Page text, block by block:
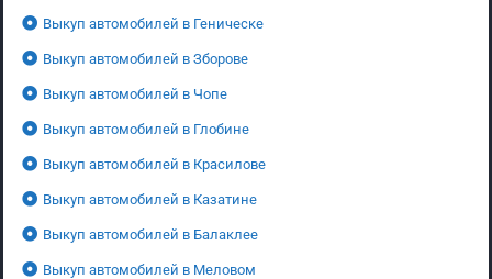
Выкуп автомобилей в Геническе
Выкуп автомобилей в Зборове
Выкуп автомобилей в Чопе
Выкуп автомобилей в Глобине
Выкуп автомобилей в Красилове
Выкуп автомобилей в Казатине
Выкуп автомобилей в Балаклее
Выкуп автомобилей в Меловом